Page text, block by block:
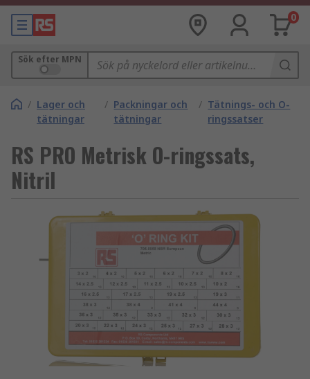
0
Sök efter MPN
/ Lager och
tätningar
/ Packningar och
tätningar
/ Tätnings- och O-
ringssatser
RS PRO Metrisk O-ringssats,
Nitril